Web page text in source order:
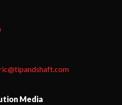
Media